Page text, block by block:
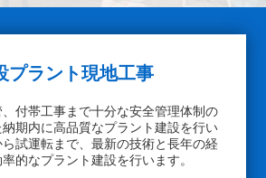
プラント現地工事
付帯工事まで十分な安全管理体制の
期内に高品質なプラント建設を行い
試運転まで、最新の技術と長年の経
的なプラント建設を行います。